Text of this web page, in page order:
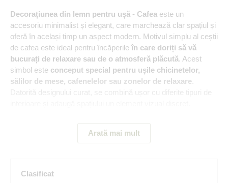
Decorațiunea din lemn pentru ușă - Cafea este un
accesoriu minimalist și elegant, care marchează clar spațiul și
oferă în același timp un aspect modern. Motivul simplu al ceștii
de cafea este ideal pentru încăperile în care doriți să vă
bucurați de relaxare sau de o atmosferă plăcută. Acest
simbol este conceput special pentru ușile chicinetelor,
sălilor de mese, cafenelelor sau zonelor de relaxare.
Datorită designului curat, se combină ușor cu diferite tipuri de
Arată mai mult
Clasificat